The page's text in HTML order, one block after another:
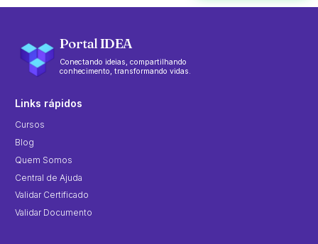
Portal IDEA
Conectando ideias, compartilhando
conhecimento, transformando vidas.
Links rápidos
Cursos
Blog
Quem Somos
Central de Ajuda
Validar Certificado
Validar Documento